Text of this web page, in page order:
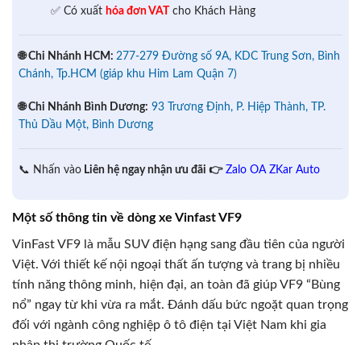
✅ Có xuất hóa đơn VAT cho Khách Hàng
🌐 Chi Nhánh HCM: 277-279 Đường số 9A, KDC Trung Sơn, Bình
Chánh, Tp.HCM (giáp khu Him Lam Quận 7)
🌐 Chi Nhánh Bình Dương: 93 Trương Định, P. Hiệp Thành, TP.
Thủ Dầu Một, Bình Dương
📞 Nhấn vào Liên hệ ngay nhận ưu đãi 👉 Zalo OA ZKar Auto
Một số thông tin về dòng xe Vinfast VF9
VinFast VF9 là mẫu SUV điện hạng sang đầu tiên của người
Việt. Với thiết kế nội ngoại thất ấn tượng và trang bị nhiều
tính năng thông minh, hiện đại, an toàn đã giúp VF9 “Bùng
nổ” ngay từ khi vừa ra mắt. Đánh dấu bức ngoặt quan trọng
đối với ngành công nghiệp ô tô điện tại Việt Nam khi gia